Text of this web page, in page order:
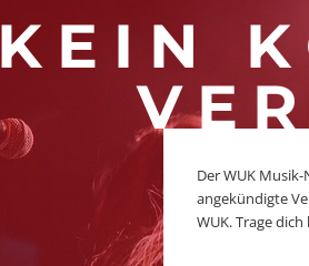
KEIN
Der WUK
angekündigte
WUK. Trage dich